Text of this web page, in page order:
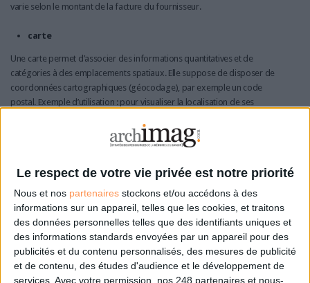
Le respect de votre vie privée est notre priorité
Nous et nos partenaires stockons et/ou accédons à des
informations sur un appareil, telles que les cookies, et traitons
des données personnelles telles que des identifiants uniques et
des informations standards envoyées par un appareil pour des
publicités et du contenu personnalisés, des mesures de publicité
et de contenu, des études d'audience et le développement de
services. Avec votre permission, nos 248 partenaires et nous-
varie selon le montant de la facture du fournisseur.
carte
Une carte permet d’associer des informations quantitatives et de
catégories à des emplacements spatiaux. Elle suppose de disposer de
coordonnées cartographiques (géocodage), par exemple un code
postal. Exemple d’utilisation : pour visualiser la localisation de ses
chronologie (“time line”)
Une chronologie permet de situer des données sur une ligne de temps.
L’une de ses variantes (qui est aussi une forme de graphique) est le
diagramme de Gantt, bien connu des managers et planificateurs. En
gestion de projet, cet outil permet de visualiser dans le temps les
diverses tâches planifiées.
arborescence hiérarchique
Dans une arborescence hiérarchique, les données sont organisées sous